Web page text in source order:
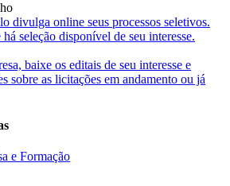
divulga online seus processos seletivos.
seleção disponível de seu interesse.
baixe os editais de seu interesse e
sobre as licitações em andamento ou já
e Formação